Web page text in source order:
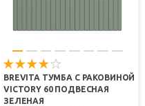
BREVITA ТУМБА С РАКОВИНОЙ
VICTORY 60 ПОДВЕСНАЯ
ЗЕЛЕНАЯ